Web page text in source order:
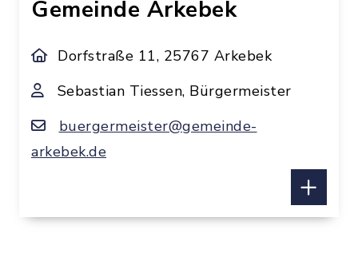
Gemeinde Arkebek
Dorfstraße 11, 25767 Arkebek
Sebastian Tiessen, Bürgermeister
buergermeister@gemeinde-
arkebek.de